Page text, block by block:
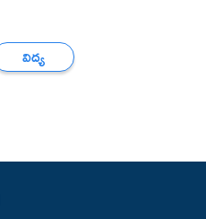
విద్య